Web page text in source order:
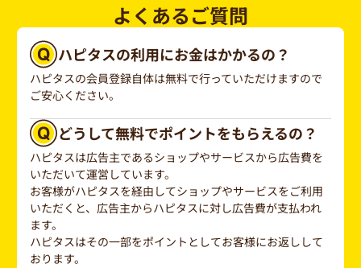
よくあるご質問
ハピタスの利用にお金はかかるの？
ハピタスの会員登録自体は無料で行っていただけますので
ご安心ください。
どうして無料でポイントをもらえるの？
ハピタスは広告主であるショップやサービスから広告費を
いただいて運営しています。
お客様がハピタスを経由してショップやサービスをご利用
いただくと、広告主からハピタスに対し広告費が支払われ
ます。
ハピタスはその一部をポイントとしてお客様にお返しして
おります。